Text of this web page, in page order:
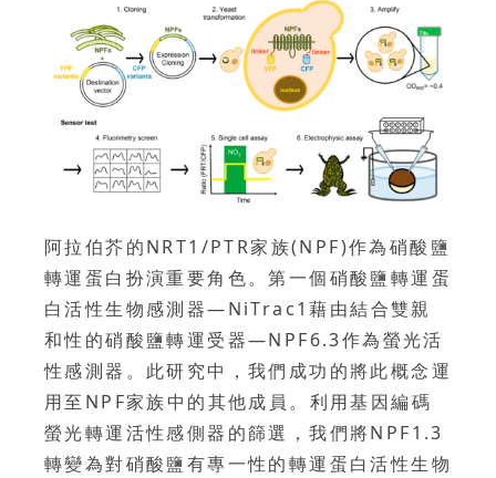
阿拉伯芥的NRT1/PTR家族(NPF)作為硝酸鹽
轉運蛋白扮演重要角色。第一個硝酸鹽轉運蛋
白活性生物感測器—NiTrac1藉由結合雙親
和性的硝酸鹽轉運受器—NPF6.3作為螢光活
性感測器。此研究中，我們成功的將此概念運
用至NPF家族中的其他成員。利用基因編碼
螢光轉運活性感側器的篩選，我們將NPF1.3
轉變為對硝酸鹽有專一性的轉運蛋白活性生物